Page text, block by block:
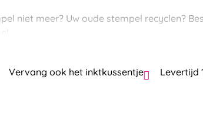
niet meer? Uw oude stempel recyclen?
Vervang ook het inktkussentje Levertijd